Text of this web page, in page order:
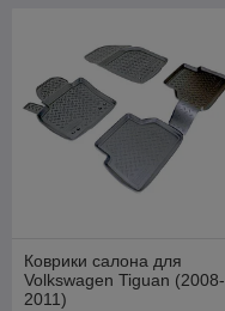
Коврики салона для
Volkswagen Tiguan (2008-
2011)